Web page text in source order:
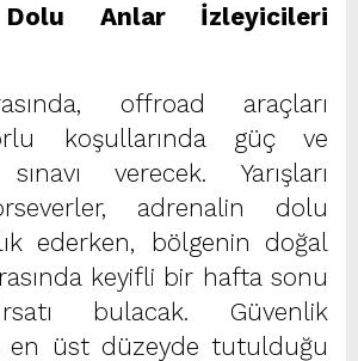
Anlar İzleyicileri
offroad araçları
koşullarında güç ve
sınavı verecek. Yarışları
adrenalin dolu
ederken, bölgenin doğal
keyifli bir hafta sonu
bulacak. Güvenlik
en üst düzeyde tutulduğu